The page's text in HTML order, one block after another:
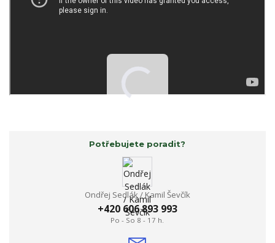
Potřebujete poradit?
Ondřej Sedlák / Kamil Ševčík
+420 606 893 993
Po - So 8 - 17 h.